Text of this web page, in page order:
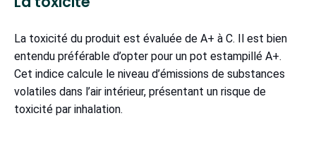
La toxicité du produit est évaluée de A+ à C. Il est bien
entendu préférable d’opter pour un pot estampillé A+.
Cet indice calcule le niveau d’émissions de substances
volatiles dans l’air intérieur, présentant un risque de
toxicité par inhalation.